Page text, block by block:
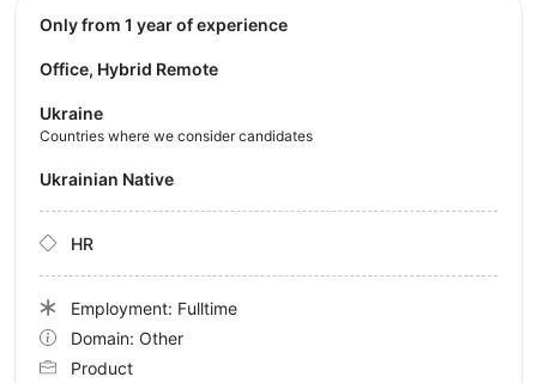
Only from 1 year of experience
Office, Hybrid Remote
Ukraine
Countries where we consider candidates
Ukrainian Native
HR
Employment: Fulltime
Domain: Other
Product